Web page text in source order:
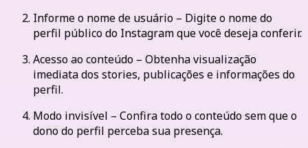
Informe o nome de usuário – Digite o nome do
perfil público do Instagram que você deseja conferir.
Acesso ao conteúdo – Obtenha visualização
imediata dos stories, publicações e informações do
perfil.
Modo invisível – Confira todo o conteúdo sem que o
dono do perfil perceba sua presença.